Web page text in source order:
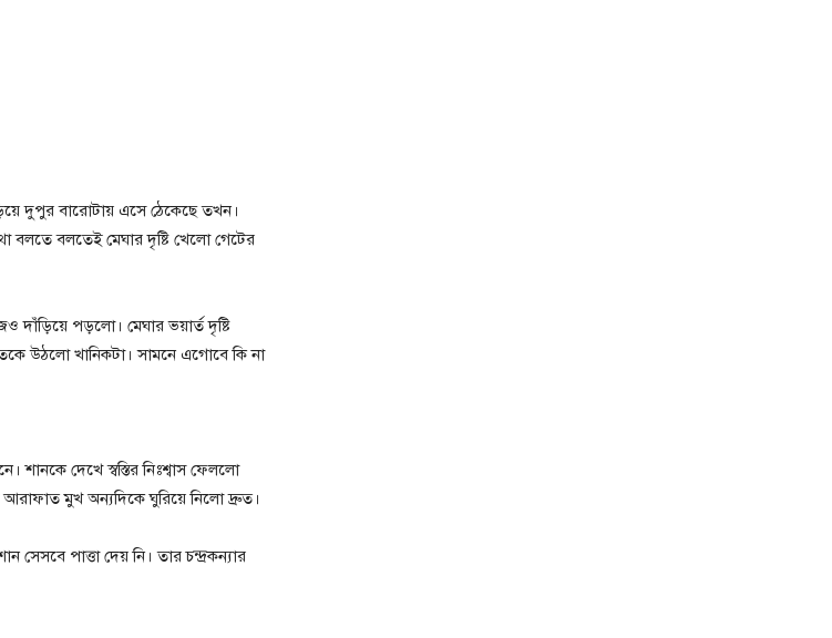
দুপুর বারোটায় এসে ঠেকেছে তখন।
বলতেই মেঘার দৃষ্টি খেলো গেটের
পড়লো। মেঘার ভয়ার্ত দৃষ্টি‌
উঠলো খানিকটা। সামনে এগোবে কি না
শানকে দেখে স্বস্তির নিঃশ্বাস ফেললো
মুখ অন্যদিকে ঘুরিয়ে নিলো‌ দ্রুত।
পাত্তা দেয় নি। তার চন্দ্রকন্যার